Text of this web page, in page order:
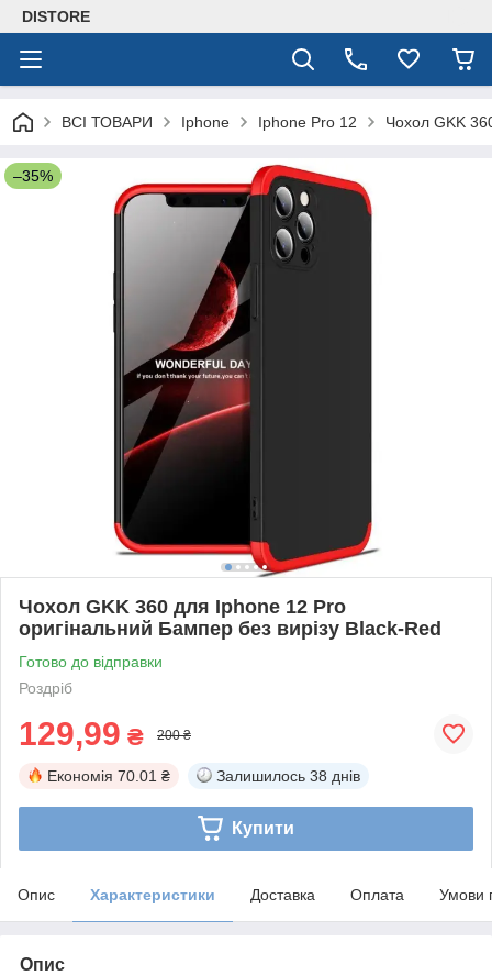
DISTORE
ВСІ ТОВАРИ Iphone Iphone Pro 12 Чохол GKK
–35%
Чохол GKK 360 для Iphone 12 Pro
оригінальний Бампер без вирізу Black-Red
Готово до відправки
Роздріб
129,99 ₴ 200 ₴
Економія 70.01 ₴ Залишилось 38 днів
Купити
Опис Характеристики Доставка Оплата Умови
Опис